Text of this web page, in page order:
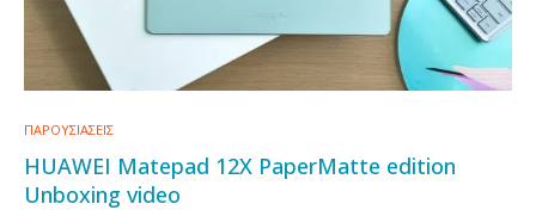
ΠΑΡΟΥΣΙΑΣΕΙΣ
HUAWEI Matepad 12X PaperMatte edition
Unboxing video